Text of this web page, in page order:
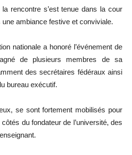
rencontre s’est tenue dans la cour
une ambiance festive et conviviale.
nationale a honoré l’événement de
de plusieurs membres de sa
des secrétaires fédéraux ainsi
bureau exécutif.
se sont fortement mobilisés pour
du fondateur de l’université, des